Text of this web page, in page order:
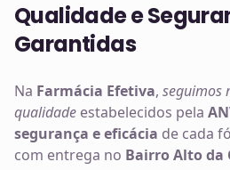
Qualidade e
Garantidas
Na Farmácia Efetiva, seguimos
qualidade estabelecidos pela
segurança e eficácia de cada
com entrega no Bairro Alto da